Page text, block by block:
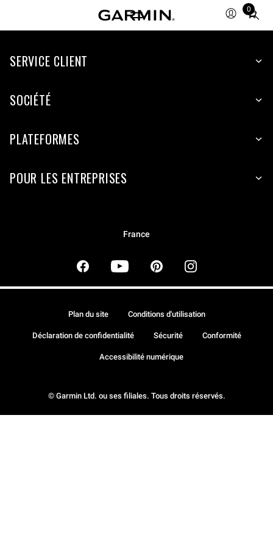
0
Total
items
cart:
SERVICE CLIENT
SOCIÉTÉ
PLATEFORMES
POUR LES ENTREPRISES
France
© Garmin Ltd. ou ses filiales. Tous droits réservés.
Plan du site Conditions d'utilisation
Déclaration de confidentialité Sécurité Conformité
Accessibilité numérique